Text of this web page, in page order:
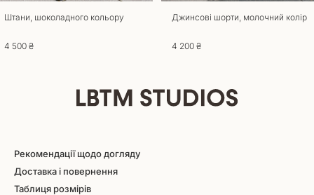
Штани, шоколадного кольору
4 500 ₴
Джинсові шорти, молочний колір
4 200 ₴
Рекомендації щодо догляду
Доставка і повернення
Таблиця розмірів